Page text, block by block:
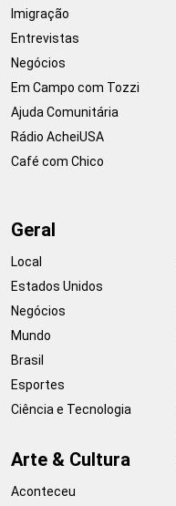
Imigração
Entrevistas
Negócios
Em Campo com Tozzi
Ajuda Comunitária
Rádio AcheiUSA
Café com Chico
Geral
Local
Estados Unidos
Negócios
Mundo
Brasil
Esportes
Ciência e Tecnologia
Arte & Cultura
Aconteceu